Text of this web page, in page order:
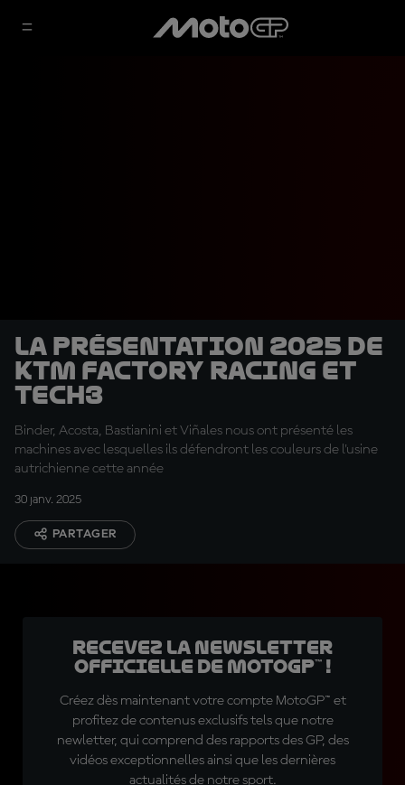
La présentation 2025 de
KTM Factory Racing et
Tech3
Binder, Acosta, Bastianini et Viñales nous ont présenté les
machines avec lesquelles ils défendront les couleurs de l'usine
autrichienne cette année
30 janv. 2025
PARTAGER
Recevez la Newsletter
officielle de MotoGP™ !
Créez dès maintenant votre compte MotoGP™ et
profitez de contenus exclusifs tels que notre
newletter, qui comprend des rapports des GP, des
vidéos exceptionnelles ainsi que les dernières
actualités de notre sport.